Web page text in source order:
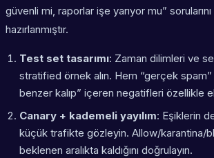
güvenli mi, raporlar işe yarıyor mu”
hazırlanmıştır.
Test set tasarımı: Zaman dilimleri ve
stratified örnek alın. Hem “gerçek
benzer kalıp” içeren negatifleri özellikle
Canary + kademeli yayılım: Eşiklerin
küçük trafikte gözleyin. Allow/karantina/
beklenen aralıkta kaldığını doğrulayın.